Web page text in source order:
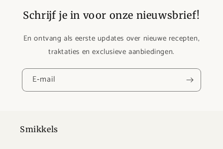
Schrijf je in voor onze nieuwsbrief!
En ontvang als eerste updates over nieuwe recepten,
traktaties en exclusieve aanbiedingen.
E‑mail
Smikkels